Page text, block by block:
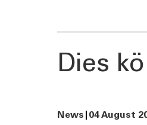
Dies
News 04 August